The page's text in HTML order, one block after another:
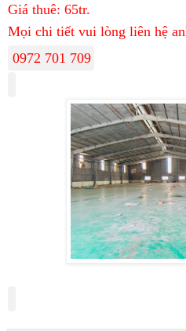
Giá thuê: 65tr.
Mọi chi tiết vui lòng liên hệ
0972 701 709